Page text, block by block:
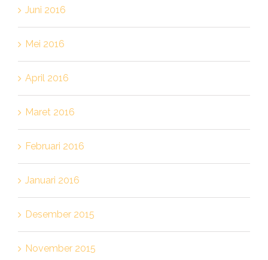
Juni 2016
Mei 2016
April 2016
Maret 2016
Februari 2016
Januari 2016
Desember 2015
November 2015